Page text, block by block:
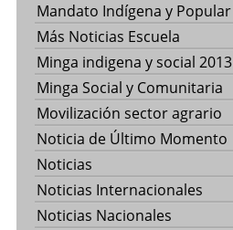
Mandato Indígena y Popular
Más Noticias Escuela
Minga indigena y social 2013
Minga Social y Comunitaria
Movilización sector agrario
Noticia de Último Momento
Noticias
Noticias Internacionales
Noticias Nacionales